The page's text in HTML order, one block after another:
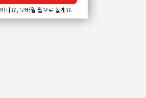
아니요, 모바일 웹으로 볼게요.